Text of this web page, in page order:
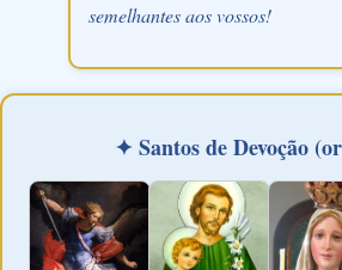
semelhantes aos vossos!
✦ Santos de Devoção